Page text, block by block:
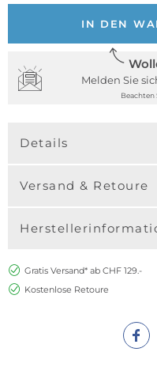
IN DEN
Melden Sie
Beachten
Details
Versand & Retoure
Gratis Versand* ab CHF 129.-
Kostenlose Retoure